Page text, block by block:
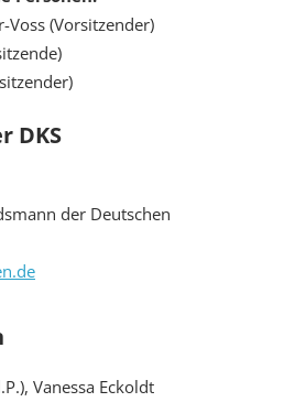
Voss (Vorsitzender)
DKS
der Deutschen
Vanessa Eckoldt